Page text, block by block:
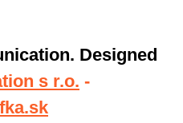
Designed
s r.o. -